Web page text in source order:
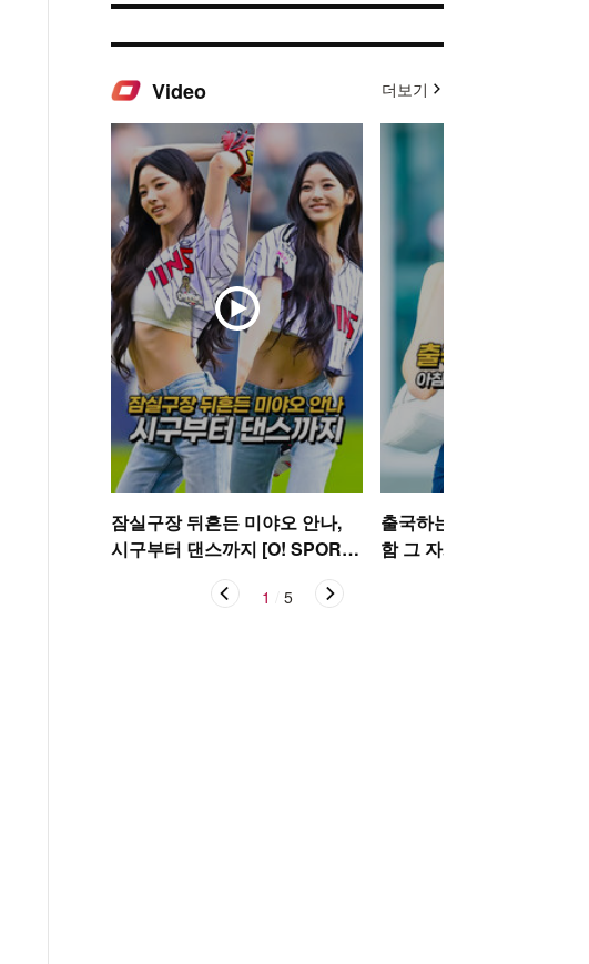
Video 더보기
잠실구장 뒤흔든 미야오 안나,
시구부터 댄스까지 [O! SPORT
출국하는 박규영, 아침부
함 그 자체~ [O! STAR 숏
1 5